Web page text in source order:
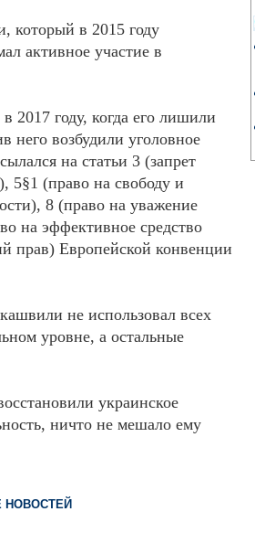
который в 2015 году
активное участие в
2017 году, когда его лишили
него возбудили уголовное
на статьи 3 (запрет
5§1 (право на свободу и
8 (право на уважение
на эффективное средство
прав) Европейской конвенции
не использовал всех
уровне, а остальные
украинское
ничто не мешало ему
НОВОСТЕЙ